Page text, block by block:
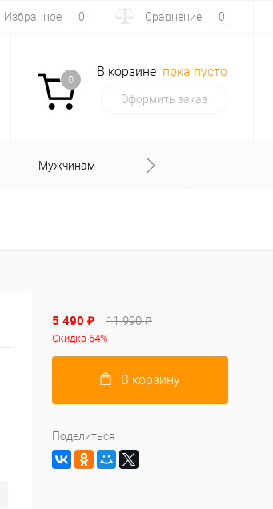
Избранное 0 Сравнение 0
0
В корзине пока пусто
Оформить заказ
Мужчинам
5 490 ₽ 11 990 ₽
Скидка 54%
В корзину
Поделиться